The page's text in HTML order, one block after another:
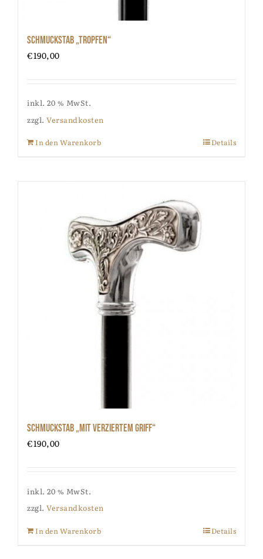
Schmuckstab „Tropfen“
€190,00
inkl. 20 % MwSt.
zzgl. Versandkosten
In den Warenkorb Details
Schmuckstab „mit verziertem Griff“
€190,00
inkl. 20 % MwSt.
zzgl. Versandkosten
In den Warenkorb Details